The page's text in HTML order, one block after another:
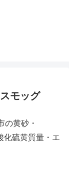
モッグ
の黄砂・
化硫黄質量・エ